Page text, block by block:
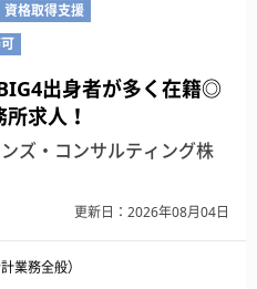
資格取得支援
出身者が多く在籍◎
求人！
ズ・コンサルティング株
更新日：2026年08月04日
業務全般）